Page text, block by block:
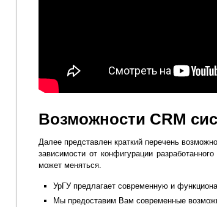
Возможности CRM
Далее представлен краткий перечень
зависимости от конфигурации
может меняться.
УрГУ предлагает современную и
Мы предоставим Вам современные